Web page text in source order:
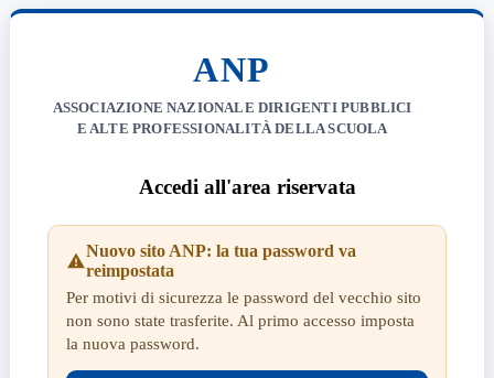
ANP
ASSOCIAZIONE NAZIONALE DIRIGENTI PUBBLICI
E ALTE PROFESSIONALITÀ DELLA SCUOLA
Accedi all'area riservata
Nuovo sito ANP: la tua password va
reimpostata
Per motivi di sicurezza le password del vecchio sito
non sono state trasferite. Al primo accesso imposta
la nuova password.